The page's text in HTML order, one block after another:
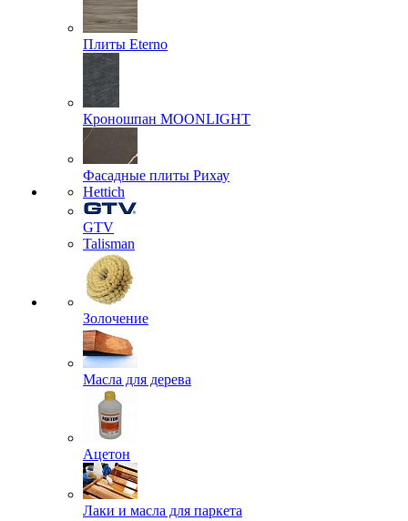
Плиты Eterno
Кроношпан MOONLIGHT
Фасадные плиты Рихау
Hettich
GTV
Talisman
Золочение
Масла для дерева
Ацетон
Лаки и масла для паркета